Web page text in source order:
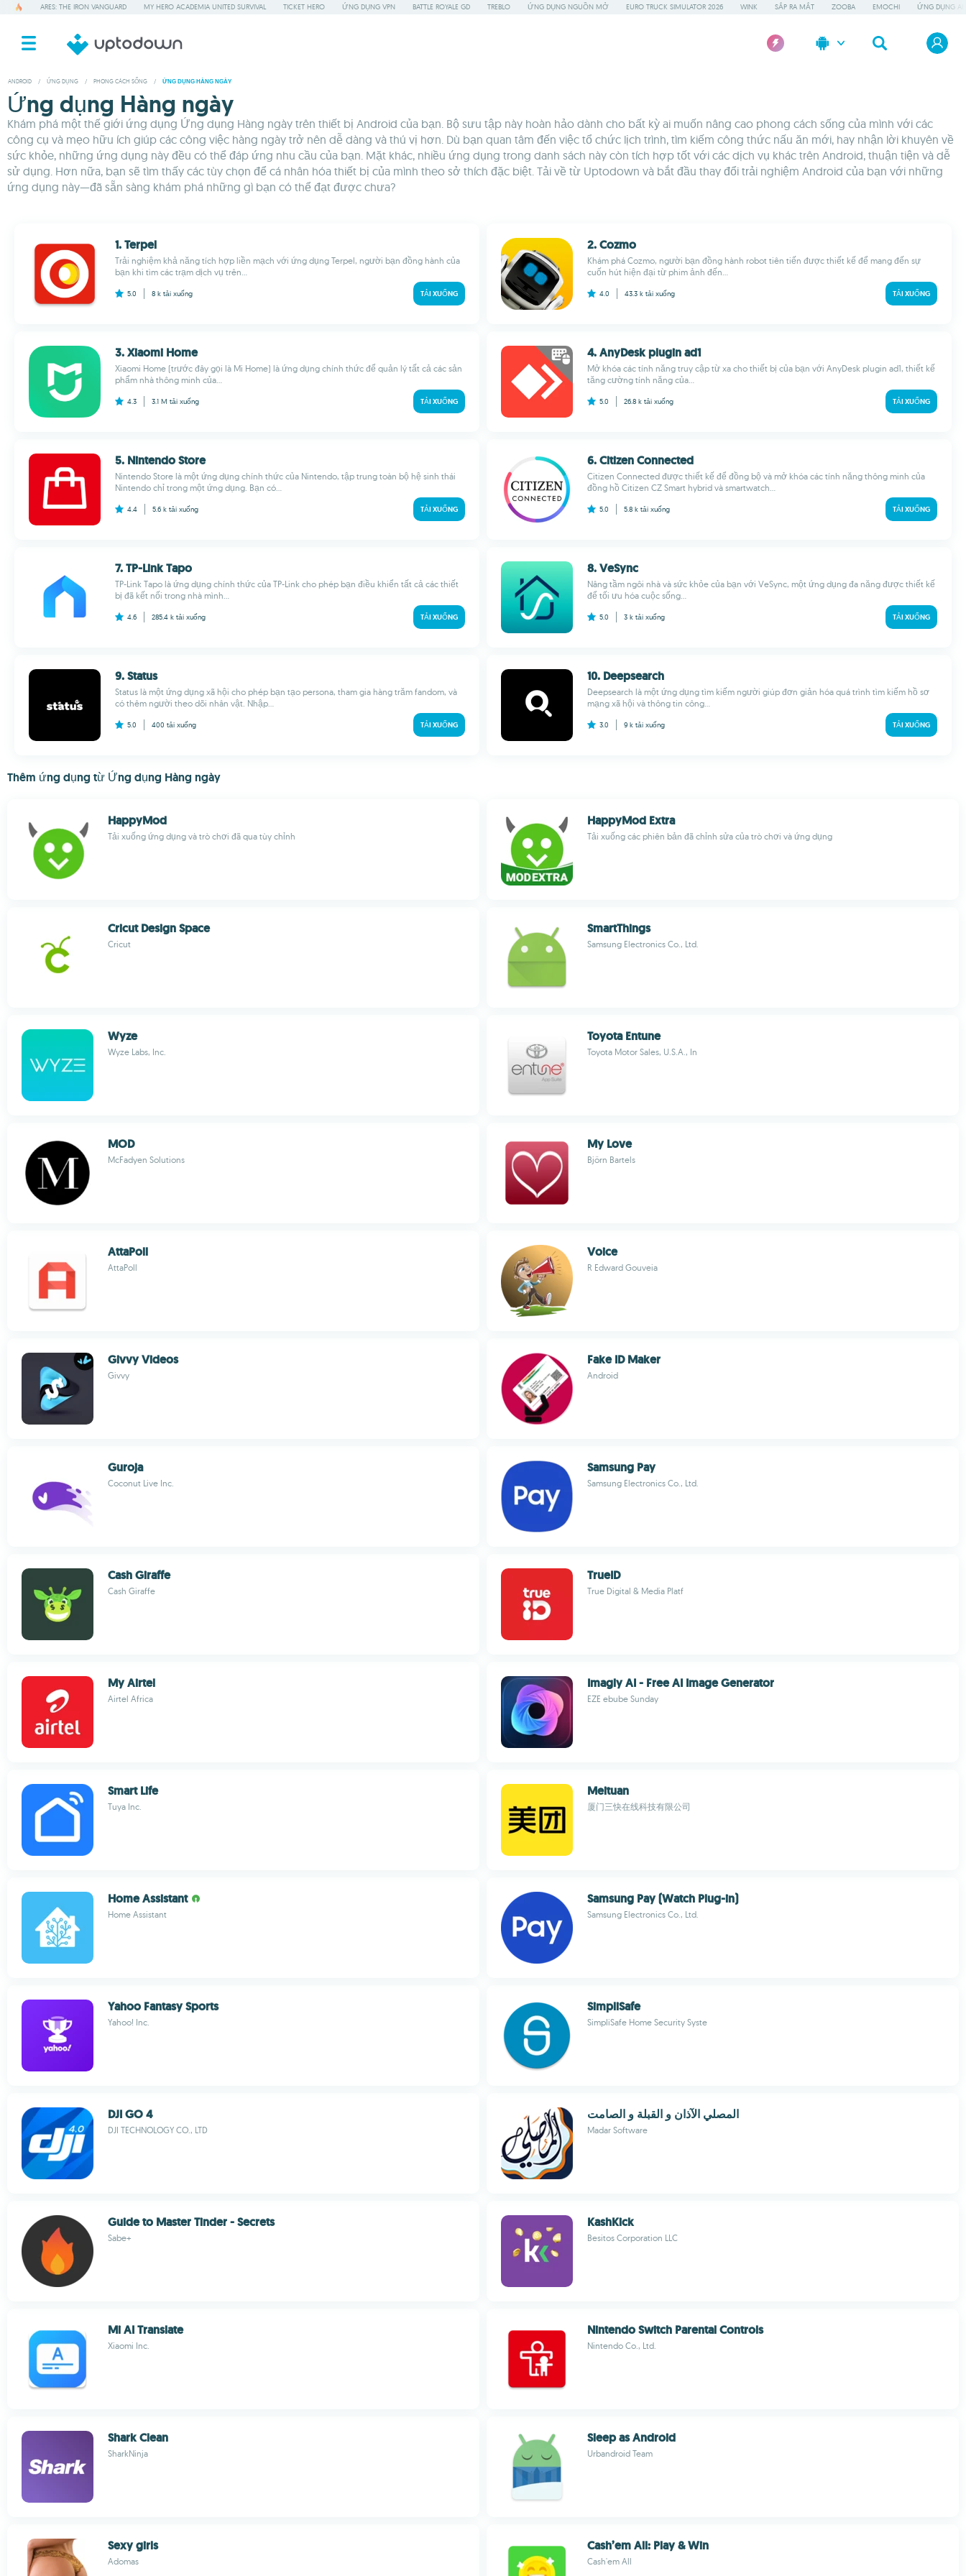
ARES: THE IRON VANGUARD MY HERO ACADEMIA UNITED SURVIVAL TICKET HERO ỨNG DỤNG VPN BATTLE ROYALE GD TREBLO ỨNG DỤNG NGUỒN MỞ EURO TRUCK SIMULATOR 2026 WINK SẮP RA MẮT ZOOBA EMOCHI ỨNG DỤNG AI
ANDROID / ỨNG DỤNG / PHONG CÁCH SỐNG / ỨNG DỤNG HÀNG NGÀY
Ứng dụng Hàng ngày
Khám phá một thế giới ứng dụng Ứng dụng Hàng ngày trên thiết bị Android của bạn. Bộ sưu tập này hoàn hảo dành cho bất kỳ ai muốn nâng cao phong cách sống của mình với các
công cụ và mẹo hữu ích giúp các công việc hàng ngày trở nên dễ dàng và thú vị hơn. Dù bạn quan tâm đến việc tổ chức lịch trình, tìm kiếm công thức nấu ăn mới, hay nhận lời khuyên về
sức khỏe, những ứng dụng này đều có thể đáp ứng nhu cầu của bạn. Mặt khác, nhiều ứng dụng trong danh sách này còn tích hợp tốt với các dịch vụ khác trên Android, thuận tiện và dễ
sử dụng. Hơn nữa, bạn sẽ tìm thấy các tùy chọn để cá nhân hóa thiết bị của mình theo sở thích đặc biệt. Tải về từ Uptodown và bắt đầu thay đổi trải nghiệm Android của bạn với những
ứng dụng này—đã sẵn sàng khám phá những gì bạn có thể đạt được chưa?
1. Terpel
Trải nghiệm khả năng tích hợp liền mạch với ứng dụng Terpel, người bạn đồng hành của
bạn khi tìm các trạm dịch vụ trên...
5.0 8 k tải xuống TẢI XUỐNG
2. Cozmo
Khám phá Cozmo, người bạn đồng hành robot tiên tiến được thiết kế để mang đến sự
cuốn hút hiện đại từ phim ảnh đến...
4.0 43.3 k tải xuống TẢI XUỐNG
3. Xiaomi Home
Xiaomi Home (trước đây gọi là Mi Home) là ứng dụng chính thức để quản lý tất cả các sản
phẩm nhà thông minh của...
4.3 3.1 M tải xuống TẢI XUỐNG
4. AnyDesk plugin ad1
Mở khóa các tính năng truy cập từ xa cho thiết bị của bạn với AnyDesk plugin ad1, thiết kế
tăng cường tính năng của...
5.0 26.8 k tải xuống TẢI XUỐNG
5. Nintendo Store
Nintendo Store là một ứng dụng chính thức của Nintendo, tập trung toàn bộ hệ sinh thái
Nintendo chỉ trong một ứng dụng. Bạn có...
4.4 5.6 k tải xuống TẢI XUỐNG
6. Citizen Connected
Citizen Connected được thiết kế để đồng bộ và mở khóa các tính năng thông minh của
đồng hồ Citizen CZ Smart hybrid và smartwatch...
5.0 5.8 k tải xuống TẢI XUỐNG
7. TP-Link Tapo
TP-Link Tapo là ứng dụng chính thức của TP-Link cho phép bạn điều khiển tất cả các thiết
bị đã kết nối trong nhà mình...
4.6 285.4 k tải xuống TẢI XUỐNG
8. VeSync
Nâng tầm ngôi nhà và sức khỏe của bạn với VeSync, một ứng dụng đa năng được thiết kế
để tối ưu hóa cuộc sống...
5.0 3 k tải xuống TẢI XUỐNG
9. Status
Status là một ứng dụng xã hội cho phép bạn tạo persona, tham gia hàng trăm fandom, và
có thêm người theo dõi nhân vật. Nhập...
5.0 400 tải xuống TẢI XUỐNG
10. Deepsearch
Deepsearch là một ứng dụng tìm kiếm người giúp đơn giản hóa quá trình tìm kiếm hồ sơ
mạng xã hội và thông tin công...
3.0 9 k tải xuống TẢI XUỐNG
Thêm ứng dụng từ Ứng dụng Hàng ngày
HappyMod
Tải xuống ứng dụng và trò chơi đã qua tùy chỉnh
HappyMod Extra
Tải xuống các phiên bản đã chỉnh sửa của trò chơi và ứng dụng
Cricut Design Space
Cricut
Smart​Things
Samsung Electronics Co., Ltd.
Wyze
Wyze Labs, Inc.
Toyota Entune
Toyota Motor Sales, U.S.A., In
MOD
McFadyen Solutions
My Love
Björn Bartels
AttaPoll
AttaPoll
Voice
R Edward Gouveia
Givvy Videos
Givvy
Fake ID Maker
Android
Guroja
Coconut Live Inc.
Samsung Pay
Samsung Electronics Co., Ltd.
Cash Giraffe
Cash Giraffe
TrueID
True Digital & Media Platf
My Airtel
Airtel Africa
Imagly AI - Free AI Image Generator
EZE ebube Sunday
Smart Life
Tuya Inc.
Meituan
厦门三快在线科技有限公司
Home Assistant
Home Assistant
Samsung Pay (Watch Plug-in)
Samsung Electronics Co., Ltd.
Yahoo Fantasy Sports
Yahoo! Inc.
SimpliSafe
SimpliSafe Home Security Syste
DJI GO 4
DJI TECHNOLOGY CO., LTD
المصلي الآذان و القبلة و الصامت
Madar Software
Guide to Master Tinder - Secrets
Sabe+
KashKick
Besitos Corporation LLC
Mi AI Translate
Xiaomi Inc.
Nintendo Switch Parental Controls
Nintendo Co., Ltd.
Shark Clean
SharkNinja
Sleep as Android
Urbandroid Team
Sexy girls
Adomas
Cash’em All: Play & Win
Cash'em All